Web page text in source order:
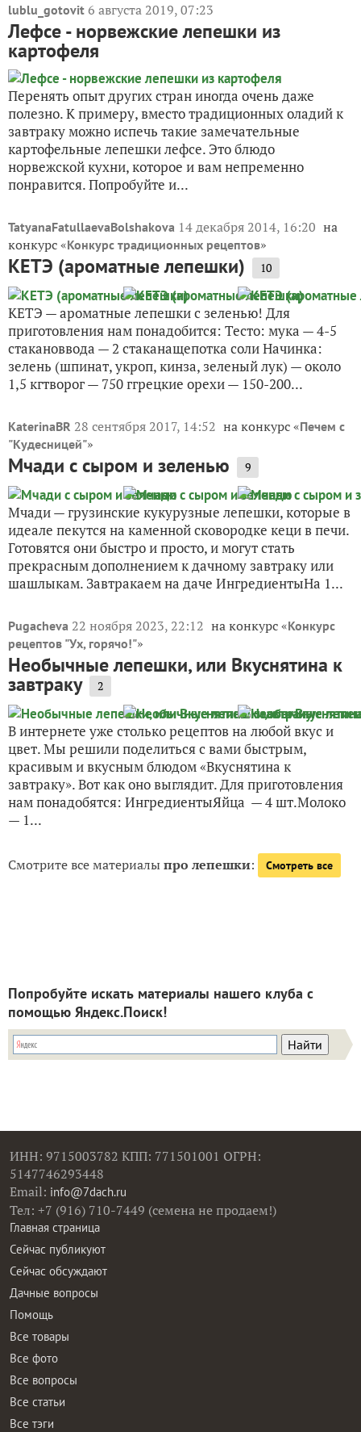
lublu_gotovit 6 августа 2019, 07:23
Лефсе - норвежские лепешки из
картофеля
Перенять опыт других стран иногда очень даже
полезно. К примеру, вместо традиционных оладий к
завтраку можно испечь такие замечательные
картофельные лепешки лефсе. Это блюдо
норвежской кухни, которое и вам непременно
понравится. Попробуйте и...
TatyanaFatullaevaBolshakova 14 декабря 2014, 16:20 на
конкурс «Конкурс традиционных рецептов»
КЕТЭ (ароматные лепешки) 10
КЕТЭ — ароматные лепешки с зеленью! Для
приготовления нам понадобится: Тесто: мука — 4-5
стакановвода — 2 стаканащепотка соли Начинка:
зелень (шпинат, укроп, кинза, зеленый лук) — около
1,5 кгтворог — 750 ггрецкие орехи — 150-200...
KaterinaBR 28 сентября 2017, 14:52 на конкурс «Печем с
"Кудесницей"»
Мчади с сыром и зеленью 9
Мчади — грузинские кукурузные лепешки, которые в
идеале пекутся на каменной сковородке кеци в печи.
Готовятся они быстро и просто, и могут стать
прекрасным дополнением к дачному завтраку или
шашлыкам. Завтракаем на даче ИнгредиентыНа 1...
Pugacheva 22 ноября 2023, 22:12 на конкурс «Конкурс
рецептов "Ух, горячо!"»
Необычные лепешки, или Вкуснятина к
завтраку 2
В интернете уже столько рецептов на любой вкус и
цвет. Мы решили поделиться с вами быстрым,
красивым и вкусным блюдом «Вкуснятина к
завтраку». Вот как оно выглядит. Для приготовления
нам понадобятся: ИнгредиентыЯйца — 4 шт.Молоко
— 1...
Смотрите все материалыпро лепешки: Смотреть все
Попробуйте искать материалы нашего клуба с
помощью Яндекс.Поиск!
ИНН: 9715003782 КПП: 771501001 ОГРН:
5147746293448
Email: info@7dach.ru
Тел: +7 (916) 710-7449 (семена не продаем!)
Главная страница
Сейчас публикуют
Сейчас обсуждают
Дачные вопросы
Помощь
Все товары
Все фото
Все вопросы
Все статьи
Все тэги